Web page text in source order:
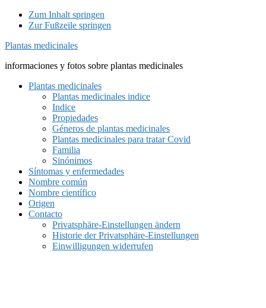
Zum Inhalt springen
Zur Fußzeile springen
Plantas medicinales
informaciones y fotos sobre plantas medicinales
Plantas medicinales
Plantas medicinales indice
Indice
Propiedades
Géneros de plantas medicinales
Plantas medicinales para tratar Covid
Familia
Sinónimos
Síntomas y enfermedades
Nombre común
Nombre científico
Origen
Contacto
Privatsphäre-Einstellungen ändern
Historie der Privatsphäre-Einstellungen
Einwilligungen widerrufen